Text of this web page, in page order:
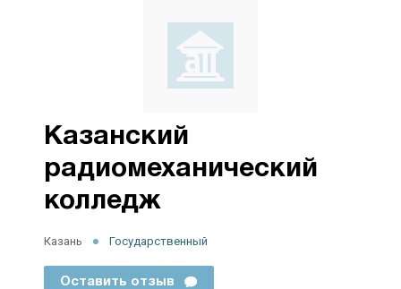
Казанский
радиомеханический
колледж
Казань Государственный
Оставить отзыв